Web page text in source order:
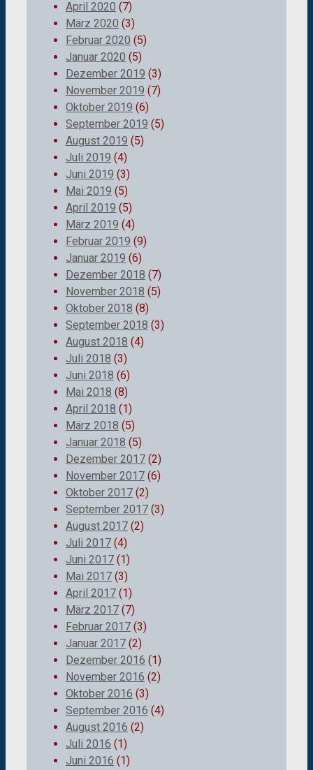
April 2020 (7)
März 2020 (3)
Februar 2020 (5)
Januar 2020 (5)
Dezember 2019 (3)
November 2019 (7)
Oktober 2019 (6)
September 2019 (5)
August 2019 (5)
Juli 2019 (4)
Juni 2019 (3)
Mai 2019 (5)
April 2019 (5)
März 2019 (4)
Februar 2019 (9)
Januar 2019 (6)
Dezember 2018 (7)
November 2018 (5)
Oktober 2018 (8)
September 2018 (3)
August 2018 (4)
Juli 2018 (3)
Juni 2018 (6)
Mai 2018 (8)
April 2018 (1)
März 2018 (5)
Januar 2018 (5)
Dezember 2017 (2)
November 2017 (6)
Oktober 2017 (2)
September 2017 (3)
August 2017 (2)
Juli 2017 (4)
Juni 2017 (1)
Mai 2017 (3)
April 2017 (1)
März 2017 (7)
Februar 2017 (3)
Januar 2017 (2)
Dezember 2016 (1)
November 2016 (2)
Oktober 2016 (3)
September 2016 (4)
August 2016 (2)
Juli 2016 (1)
Juni 2016 (1)